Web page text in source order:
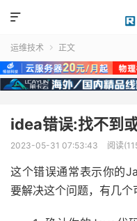

运维技术  正文
idea错误:找不到
2023-05-31 07:53:43 阅读
这个错误通常表示你的
要解决这个问题，有几个